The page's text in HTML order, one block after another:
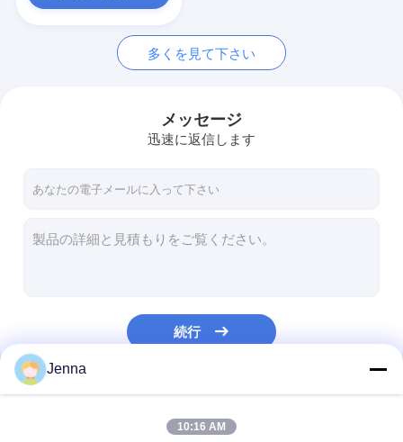
多くを見て下さい
メッセージ
迅速に返信します
続行
Jenna
10:16 AM